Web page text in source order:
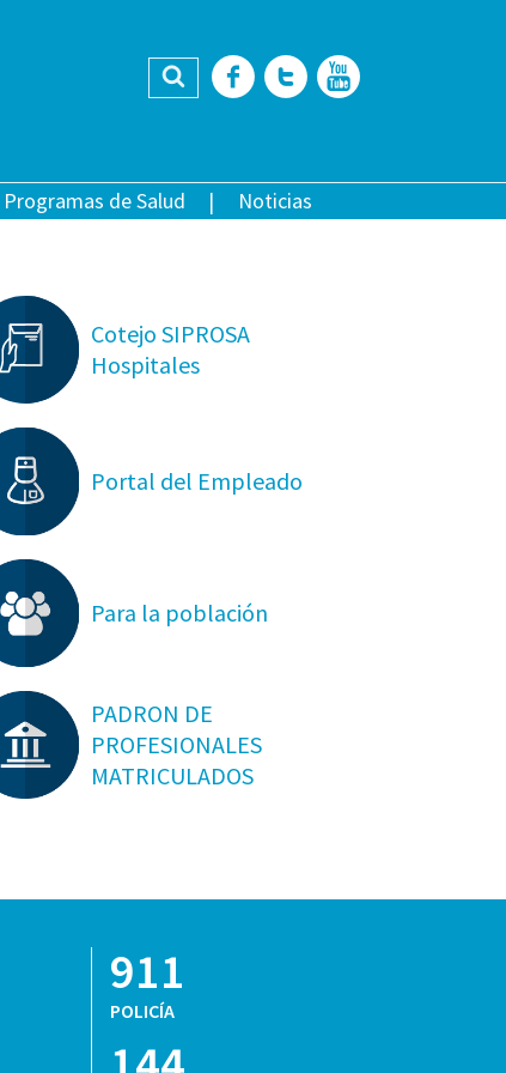
Buscar Facebook
Twitter
Programas de Salud Noticias
Cotejo SIPROSA
Hospitales
Portal del Empleado
Para la población
PADRON DE
PROFESIONALES
MATRICULADOS
911
POLICÍA